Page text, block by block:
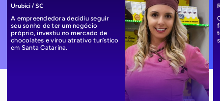
Urubici / SC
A empreendedora decidiu seguir
seu sonho de ter um negócio
próprio, investiu no mercado de
chocolates e virou atrativo turístico
em Santa Catarina.